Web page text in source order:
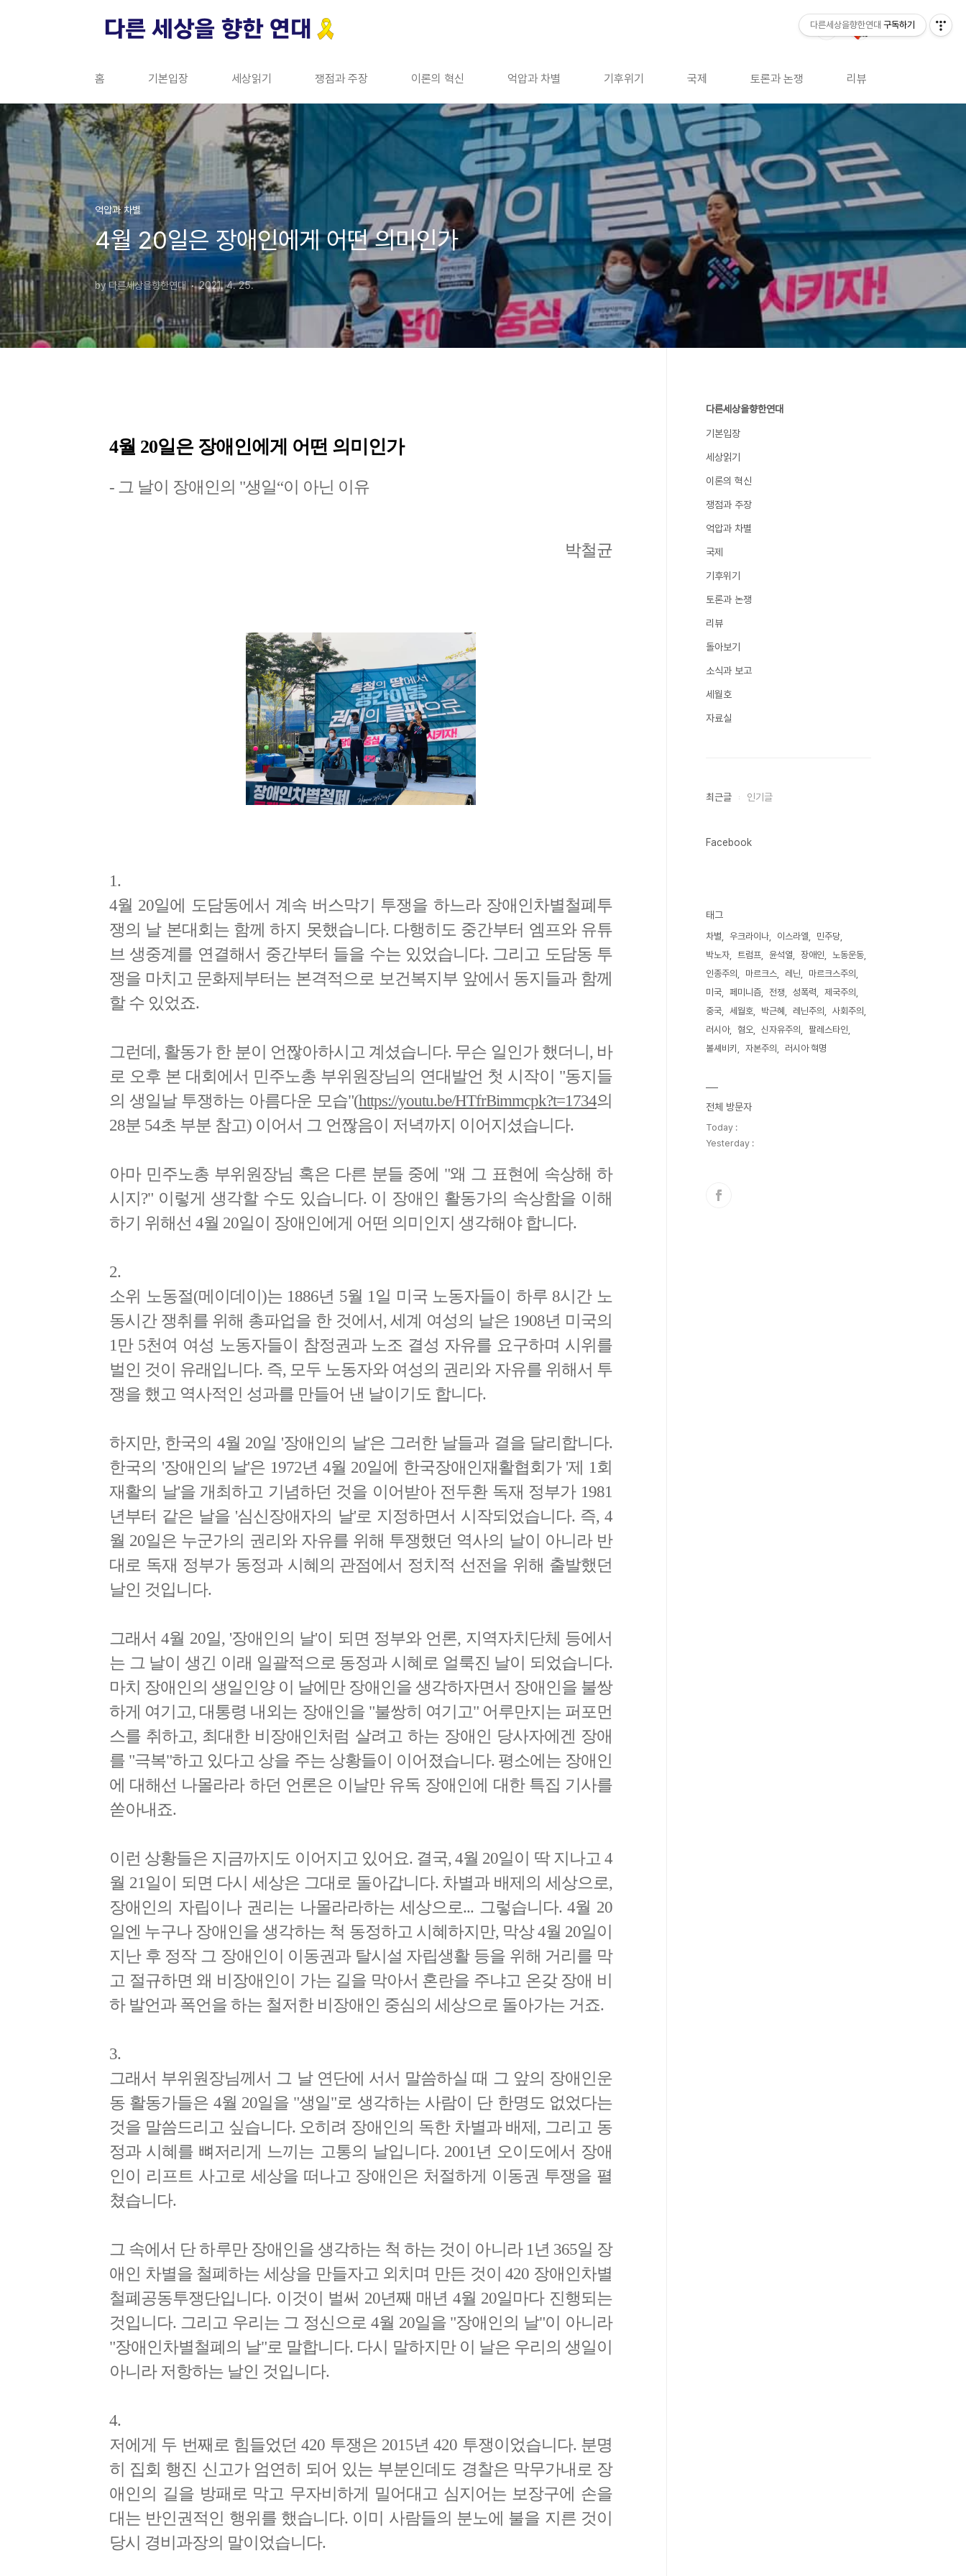
홈 기본입장 세상읽기 쟁점과 주장 이론의 혁신 억압과 차별 기후위기 국제 토론과 논쟁 리뷰
억압과 차별
4월 20일은 장애인에게 어떤 의미인가
by 다른세상을향한연대 2021. 4. 25.
4월 20일은 장애인에게 어떤 의미인가
- 그 날이 장애인의 "생일“이 아닌 이유
박철균
1.
4월 20일에 도담동에서 계속 버스막기 투쟁을 하느라 장애인차별철폐투
쟁의 날 본대회는 함께 하지 못했습니다. 다행히도 중간부터 엠프와 유튜
브 생중계를 연결해서 중간부터 들을 수는 있었습니다. 그리고 도담동 투
쟁을 마치고 문화제부터는 본격적으로 보건복지부 앞에서 동지들과 함께
할 수 있었죠.
그런데, 활동가 한 분이 언짢아하시고 계셨습니다. 무슨 일인가 했더니, 바
로 오후 본 대회에서 민주노총 부위원장님의 연대발언 첫 시작이 "동지들
의 생일날 투쟁하는 아름다운 모습"(https://youtu.be/HTfrBimmcpk?t=1734의
28분 54초 부분 참고) 이어서 그 언짢음이 저녁까지 이어지셨습니다.
아마 민주노총 부위원장님 혹은 다른 분들 중에 "왜 그 표현에 속상해 하
시지?" 이렇게 생각할 수도 있습니다. 이 장애인 활동가의 속상함을 이해
하기 위해선 4월 20일이 장애인에게 어떤 의미인지 생각해야 합니다.
2.
소위 노동절(메이데이)는 1886년 5월 1일 미국 노동자들이 하루 8시간 노
동시간 쟁취를 위해 총파업을 한 것에서, 세계 여성의 날은 1908년 미국의
1만 5천여 여성 노동자들이 참정권과 노조 결성 자유를 요구하며 시위를
벌인 것이 유래입니다. 즉, 모두 노동자와 여성의 권리와 자유를 위해서 투
쟁을 했고 역사적인 성과를 만들어 낸 날이기도 합니다.
하지만, 한국의 4월 20일 '장애인의 날'은 그러한 날들과 결을 달리합니다.
한국의 '장애인의 날'은 1972년 4월 20일에 한국장애인재활협회가 '제 1회
재활의 날'을 개최하고 기념하던 것을 이어받아 전두환 독재 정부가 1981
년부터 같은 날을 '심신장애자의 날'로 지정하면서 시작되었습니다. 즉, 4
월 20일은 누군가의 권리와 자유를 위해 투쟁했던 역사의 날이 아니라 반
대로 독재 정부가 동정과 시혜의 관점에서 정치적 선전을 위해 출발했던
날인 것입니다.
그래서 4월 20일, '장애인의 날'이 되면 정부와 언론, 지역자치단체 등에서
는 그 날이 생긴 이래 일괄적으로 동정과 시혜로 얼룩진 날이 되었습니다.
마치 장애인의 생일인양 이 날에만 장애인을 생각하자면서 장애인을 불쌍
하게 여기고, 대통령 내외는 장애인을 "불쌍히 여기고" 어루만지는 퍼포먼
스를 취하고, 최대한 비장애인처럼 살려고 하는 장애인 당사자에겐 장애
를 "극복"하고 있다고 상을 주는 상황들이 이어졌습니다. 평소에는 장애인
에 대해선 나몰라라 하던 언론은 이날만 유독 장애인에 대한 특집 기사를
쏟아내죠.
이런 상황들은 지금까지도 이어지고 있어요. 결국, 4월 20일이 딱 지나고 4
월 21일이 되면 다시 세상은 그대로 돌아갑니다. 차별과 배제의 세상으로,
장애인의 자립이나 권리는 나몰라라하는 세상으로... 그렇습니다. 4월 20
일엔 누구나 장애인을 생각하는 척 동정하고 시혜하지만, 막상 4월 20일이
지난 후 정작 그 장애인이 이동권과 탈시설 자립생활 등을 위해 거리를 막
고 절규하면 왜 비장애인이 가는 길을 막아서 혼란을 주냐고 온갖 장애 비
하 발언과 폭언을 하는 철저한 비장애인 중심의 세상으로 돌아가는 거죠.
3.
그래서 부위원장님께서 그 날 연단에 서서 말씀하실 때 그 앞의 장애인운
동 활동가들은 4월 20일을 "생일"로 생각하는 사람이 단 한명도 없었다는
것을 말씀드리고 싶습니다. 오히려 장애인의 독한 차별과 배제, 그리고 동
정과 시혜를 뼈저리게 느끼는 고통의 날입니다. 2001년 오이도에서 장애
인이 리프트 사고로 세상을 떠나고 장애인은 처절하게 이동권 투쟁을 펼
쳤습니다.
그 속에서 단 하루만 장애인을 생각하는 척 하는 것이 아니라 1년 365일 장
애인 차별을 철폐하는 세상을 만들자고 외치며 만든 것이 420 장애인차별
철폐공동투쟁단입니다. 이것이 벌써 20년째 매년 4월 20일마다 진행되는
것입니다. 그리고 우리는 그 정신으로 4월 20일을 "장애인의 날"이 아니라
"장애인차별철폐의 날"로 말합니다. 다시 말하지만 이 날은 우리의 생일이
아니라 저항하는 날인 것입니다.
4.
저에게 두 번째로 힘들었던 420 투쟁은 2015년 420 투쟁이었습니다. 분명
히 집회 행진 신고가 엄연히 되어 있는 부분인데도 경찰은 막무가내로 장
애인의 길을 방패로 막고 무자비하게 밀어대고 심지어는 보장구에 손을
대는 반인권적인 행위를 했습니다. 이미 사람들의 분노에 불을 지른 것이
당시 경비과장의 말이었습니다.
다른세상을향한연대
기본입장
세상읽기
이론의 혁신
쟁점과 주장
억압과 차별
국제
기후위기
토론과 논쟁
리뷰
돌아보기
소식과 보고
세월호
자료실
최근글 인기글
Facebook
태그
차별 우크라이나 이스라엘
민주당
박노자
트럼프 윤석열 장애인
노동운동
인종주의
마르크스 레닌
마르크스주의
미국
페미니즘 전쟁 성폭력
제국주의
중국
세월호 박근혜 레닌주의
사회주의
러시아
혐오 신자유주의
팔레스타인
볼셰비키
자본주의 러시아 혁명
전체 방문자
Today :
Yesterday :
다른세상을향한연대 구독하기